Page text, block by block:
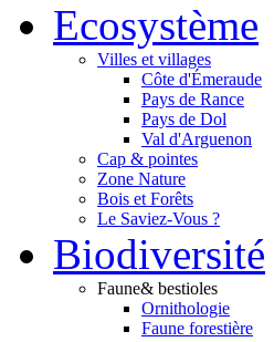
Ecosystème
Villes et villages
Côte d'Émeraude
Pays de Rance
Pays de Dol
Val d'Arguenon
Cap & pointes
Zone Nature
Bois et Forêts
Le Saviez-Vous ?
Biodiversité
Faune& bestioles
Ornithologie
Faune forestière